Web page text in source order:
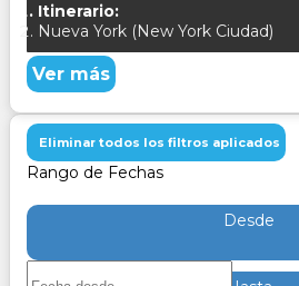
Itinerario:
Nueva York (New York Ciudad)
Ver más
Eliminar todos los filtros aplicados
Rango de Fechas
Desde